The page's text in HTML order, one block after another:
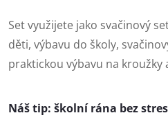
Set využijete jako svačinový
děti, výbavu do školy,
praktickou výbavu na kroužky
Náš tip: školní rána bez